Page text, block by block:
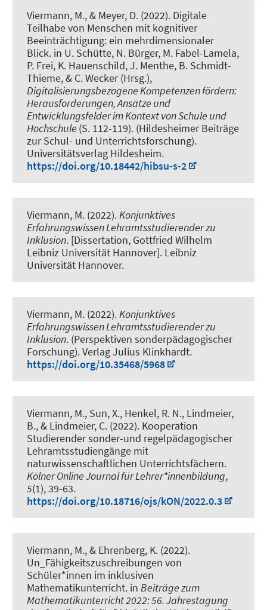
Viermann, M., & Meyer, D. (2022). Digitale
Teilhabe von Menschen mit kognitiver
Beeinträchtigung: ein mehrdimensionaler
Blick. in U. Schütte, N. Bürger, M. Fabel-Lamela,
P. Frei, K. Hauenschild, J. Menthe, B. Schmidt-
Thieme, & C. Wecker (Hrsg.),
Digitalisierungsbezogene Kompetenzen fördern:
Herausforderungen, Ansätze und
Entwicklungsfelder im Kontext von Schule und
Hochschule (S. 112-119). (Hildesheimer Beiträge
zur Schul- und Unterrichtsforschung).
Universitätsverlag Hildesheim.
https://doi.org/10.18442/hibsu-s-2
Viermann, M. (2022).Konjunktives
Erfahrungswissen Lehramtsstudierender zu
Inklusion. [Dissertation, Gottfried Wilhelm
Leibniz Universität Hannover]. Leibniz
Universität Hannover.
Viermann, M. (2022).Konjunktives
Erfahrungswissen Lehramtsstudierender zu
Inklusion. (Perspektiven sonderpädagogischer
Forschung). Verlag Julius Klinkhardt.
https://doi.org/10.35468/5968
Viermann, M., Sun, X., Henkel, R. N., Lindmeier,
B., & Lindmeier, C. (2022). Kooperation
Studierender sonder-und regelpädagogischer
Lehramtsstudiengänge mit
naturwissenschaftlichen Unterrichtsfächern.
Kölner Online Journal für Lehrer*innenbildung,
5(1), 39-63.
https://doi.org/10.18716/ojs/kON/2022.0.3
Viermann, M., & Ehrenberg, K. (2022).
Un_Fähigkeitszuschreibungen von
Schüler*innen im inklusiven
Mathematikunterricht. in Beiträge zum
Mathematikunterricht 2022: 56. Jahrestagung